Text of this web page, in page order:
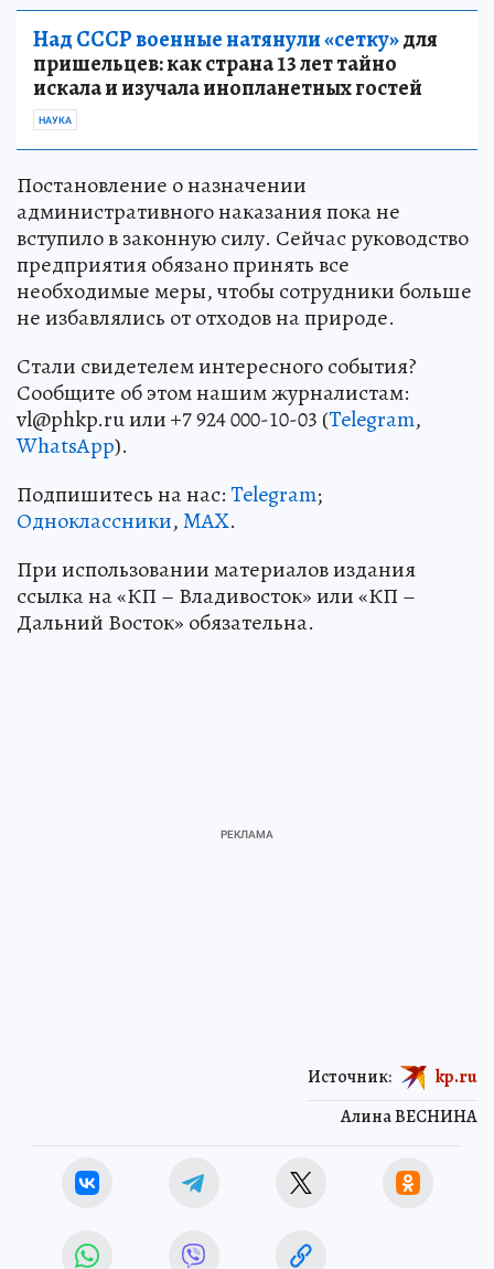
Над СССР военные натянули «сетку»для
пришельцев: как страна 13 лет тайно
искала и изучала инопланетных гостей
НАУКА
Постановление о назначении
административного наказания пока не
вступило в законную силу. Сейчас руководство
предприятия обязано принять все
необходимые меры, чтобы сотрудники больше
не избавлялись от отходов на природе.
Стали свидетелем интересного события?
Сообщите об этом нашим журналистам:
vl@phkp.ru или +7 924 000-10-03 (Telegram,
WhatsApp).
Подпишитесь на нас:Telegram;
Одноклассники,MAX.
При использовании материалов издания
ссылка на «КП – Владивосток» или «КП –
Дальний Восток» обязательна.
Алина ВЕСНИНА
Источник: kp.ru